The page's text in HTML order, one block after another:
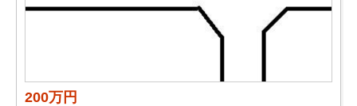
200万円